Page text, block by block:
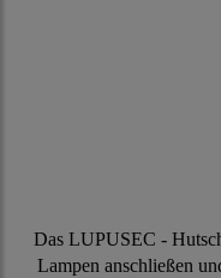
Das LUPUSEC -
Lampen anschließen